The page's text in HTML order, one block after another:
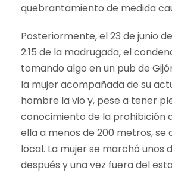
quebrantamiento de medida
Posteriormente, el 23 de junio
2:15 de la madrugada, el
tomando algo en un pub de
la mujer acompañada de su
hombre la vio y, pese a tener
conocimiento de la prohibición
ella a menos de 200 metros, se
local. La mujer se marchó unos
después y una vez fuera del